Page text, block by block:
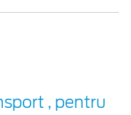
, pentru